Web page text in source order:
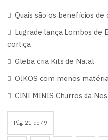
Quais são os benefícios de
Lugrade lança Lombos de
cortiça
Gleba cria Kits de Natal
OIKOS com menos
CINI MINIS Churros da
Pág. 21 de 49